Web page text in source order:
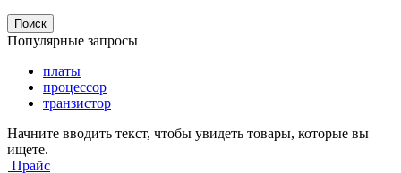
Поиск
Популярные запросы
платы
процессор
транзистор
Начните вводить текст, чтобы увидеть товары, которые вы
ищете.
Прайс